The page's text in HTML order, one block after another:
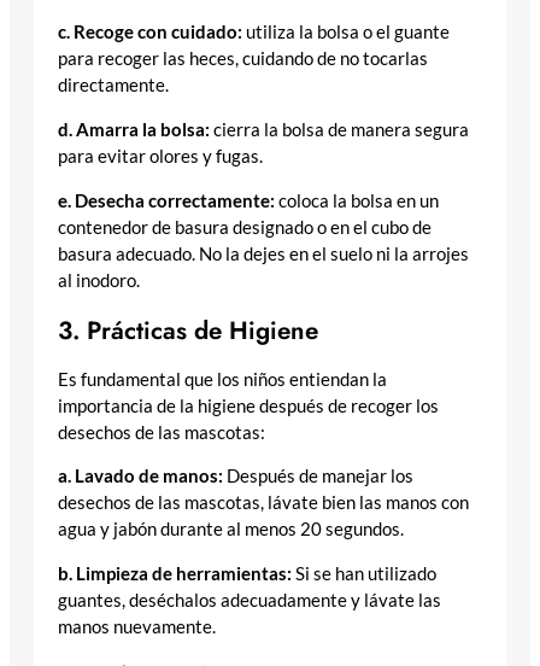
c. Recoge con cuidado: utiliza la bolsa o el guante
para recoger las heces, cuidando de no tocarlas
directamente.
d. Amarra la bolsa: cierra la bolsa de manera segura
para evitar olores y fugas.
e. Desecha correctamente: coloca la bolsa en un
contenedor de basura designado o en el cubo de
basura adecuado. No la dejes en el suelo ni la arrojes
al inodoro.
3. Prácticas de Higiene
Es fundamental que los niños entiendan la
importancia de la higiene después de recoger los
desechos de las mascotas:
a. Lavado de manos: Después de manejar los
desechos de las mascotas, lávate bien las manos con
agua y jabón durante al menos 20 segundos.
b. Limpieza de herramientas: Si se han utilizado
guantes, deséchalos adecuadamente y lávate las
manos nuevamente.